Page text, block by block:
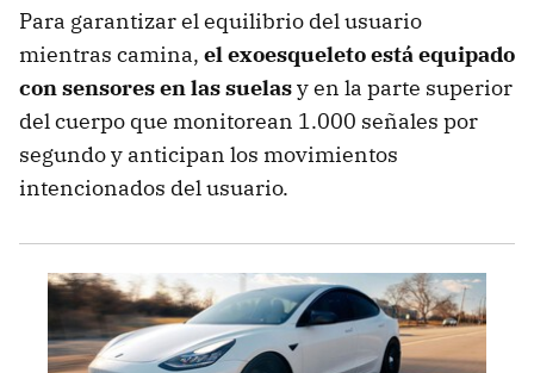
Para garantizar el equilibrio del usuario
mientras camina, el exoesqueleto está equipado
con sensores en las suelasy en la parte superior
del cuerpo que monitorean 1.000 señales por
segundo y anticipan los movimientos
intencionados del usuario.